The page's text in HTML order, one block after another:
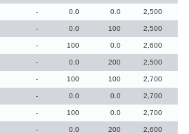
- 0.0 0.0 2,500
- 0.0 100 2,500
- 100 0.0 2,600
- 0.0 200 2,500
- 100 100 2,700
- 0.0 0.0 2,700
- 100 0.0 2,700
- 0.0 200 2,600